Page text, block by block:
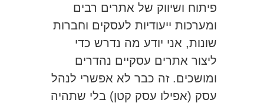
פיתוח ושיווק של אתרים רבים
ומערכות ייעודיות לעסקים וחברות
שונות, אני יודע מה נדרש כדי
ליצור אתרים עסקיים נהדרים
ומושכים. זה כבר לא אפשרי לנהל
עסק (אפילו עסק קטן) בלי שתהיה